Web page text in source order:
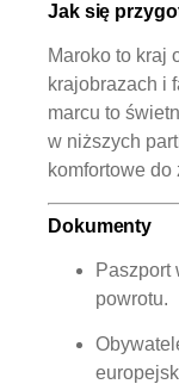
Jak się
Maroko to kraj
krajobrazach i
marcu to
w niższych
komfortowe
Dokumenty
Paszport
powrotu.